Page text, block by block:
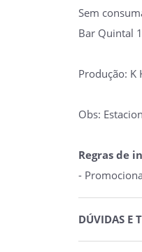
Sem
Bar Quintal
Produção: K
Obs:
Regras de
-
DÚVIDAS E